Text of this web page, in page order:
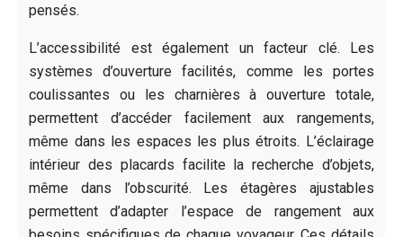
pensés.
L’accessibilité est également un facteur clé. Les
systèmes d’ouverture facilités, comme les portes
coulissantes ou les charnières à ouverture totale,
permettent d’accéder facilement aux rangements,
même dans les espaces les plus étroits. L’éclairage
intérieur des placards facilite la recherche d’objets,
même dans l’obscurité. Les étagères ajustables
permettent d’adapter l’espace de rangement aux